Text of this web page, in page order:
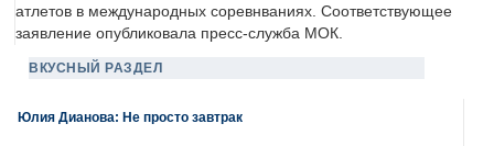
атлетов в международных соревнваниях. Соответствующее
заявление опубликовала пресс-служба МОК.
ВКУСНЫЙ РАЗДЕЛ
Юлия Дианова: Не просто завтрак